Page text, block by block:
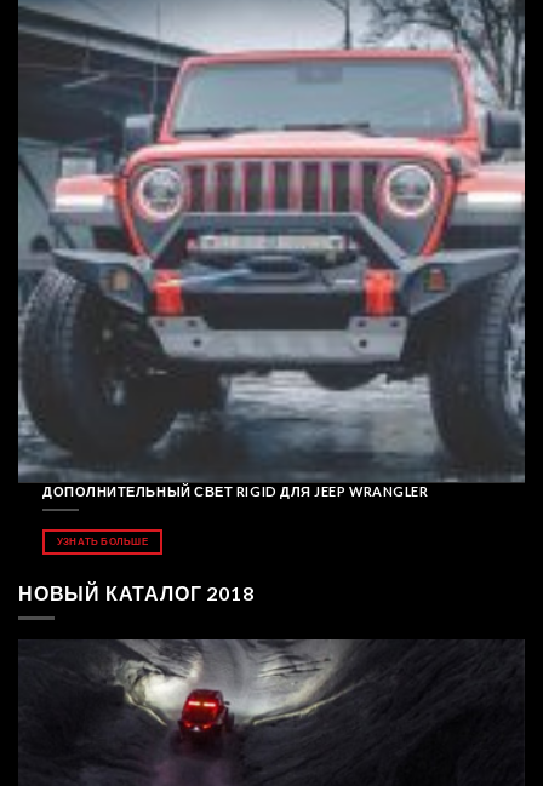
ДОПОЛНИТЕЛЬНЫЙ СВЕТ RIGID ДЛЯ JEEP WRANGLER
УЗНАТЬ БОЛЬШЕ
НОВЫЙ КАТАЛОГ 2018